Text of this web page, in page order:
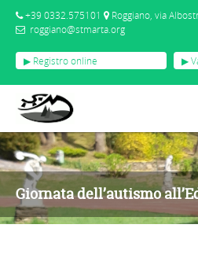
+39 0332.575101
Roggiano, via
roggiano@stmarta.org
▶ Registro online ▶
ARTICOLI ATTIVITÀ GIORNATA
Giornata dell’autismo